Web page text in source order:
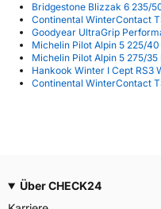
Bridgestone Blizzak 6 235/
Continental WinterContact
Goodyear UltraGrip
Michelin Pilot Alpin 5 225/
Michelin Pilot Alpin 5 275/35
Hankook Winter I Cept RS3
Continental WinterContact
Über CHECK24